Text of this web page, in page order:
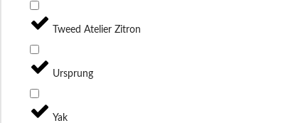
Tweed Atelier Zitron
Ursprung
Yak